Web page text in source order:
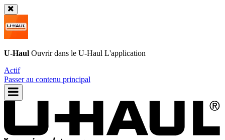
U-Haul Ouvrir dans le U-Haul L'application
Actif
Passer au contenu principal